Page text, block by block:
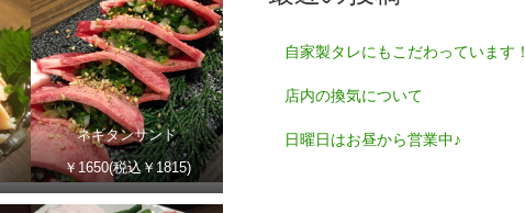
ネギタンサンド
￥1650(税込￥1815)
自家製タレにもこだわっています！
店内の換気について
日曜日はお昼から営業中♪